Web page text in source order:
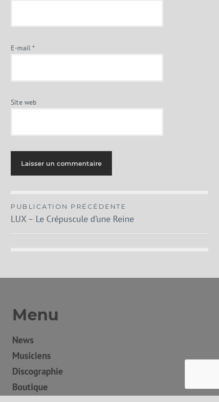
E-mail *
Site web
Navigation
de
PUBLICATION PRÉCÉDENTE
LUX – Le Crépuscule d’une Reine
Menu
News
Musiciens
Discographie
Boutique